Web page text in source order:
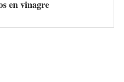
en vinagre